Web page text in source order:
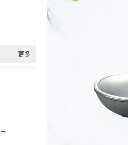
更多